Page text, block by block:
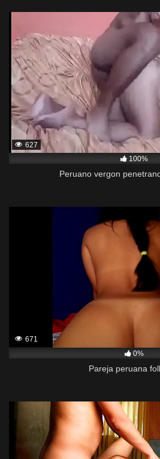
627
100%
Peruano vergon
671
0%
Pareja peruana